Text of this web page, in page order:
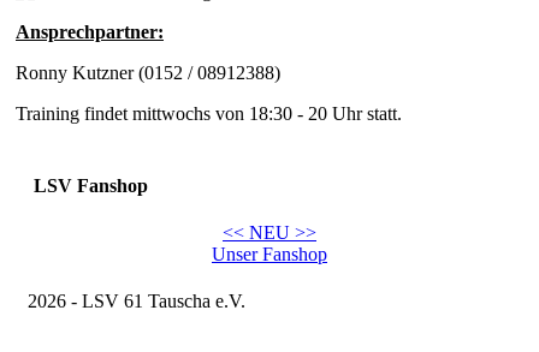
Ansprechpartner:
Ronny Kutzner (0152 / 08912388)
Training findet mittwochs von 18:30 - 20 Uhr statt.
LSV Fanshop
<< NEU >>
Unser Fanshop
2026 - LSV 61 Tauscha e.V.